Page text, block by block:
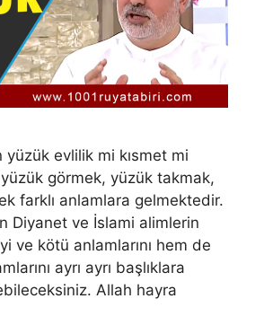
evlilik mi kısmet mi
görmek, yüzük takmak,
farklı anlamlara gelmektedir.
Diyanet ve İslami alimlerin
ve kötü anlamlarını hem de
ayrı ayrı başlıklara
Allah hayra